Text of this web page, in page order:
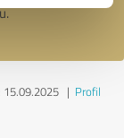
| Profil